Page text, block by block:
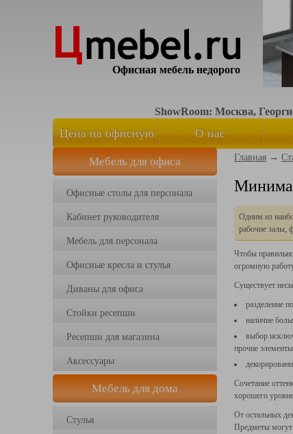
Офисная мебель недорого
ShowRoom: Москва,
Цена на офисную
мебель
О нас
Мебель для офиса
Офисные столы для персонала
Кабинет руководителя
Мебель для персонала
Офисные кресла и стулья
Диваны для офиса
Стойки ресепшн
Ресепшн для магазина
Аксессуары
Мебель для дома
Стулья
Главная →
Одним из
рабочие залы,
Чтобы
огромную
Существует
разделение
наличие
выбор
прочие
Сочетание
хорошего
От остальных
Предметы могут